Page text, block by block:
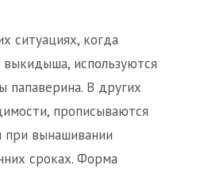
ситуациях, когда
выкидыша, используются
В других
прописываются
при вынашивании
сроках. Форма